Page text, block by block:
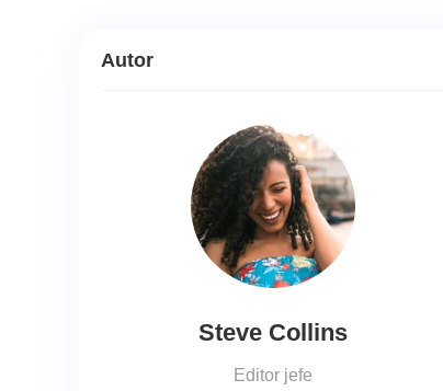
Autor
Steve Collins
Editor jefe